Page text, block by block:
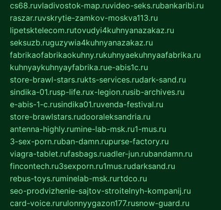
cs68.ruvladivostok-map.ruvideo-seks.rubankaribi.ru
raszar.ruvskrytie-zamkov-moskva113.ru
lipetsktelecom.rutovudyi4kuhnyanazakaz.ru
seksuzb.ruguzywia4kuhnyanazakaz.ru
fabrikaofabrikaokuhny.rukuhnyaekuhnyaafabrika.ru
kuhnyaykuhnyayfabrika.rue-abis1c.ru
store-brawl-stars.rukts-services.rudark-sand.ru
sindika-01.rusp-life.rux-legion.rusib-archives.ru
e-abis-1-c.rusindika01.ruvenda-festival.ru
store-brawlstars.rudooraleksandria.ru
antenna-highly.rumine-lab-msk.ru1-mus.ru
3-sex-porn.ruban-damn.rupurse-factory.ru
viagra-tablet.rufasbags.ruadler-jun.rubandamn.ru
fincontech.ru3sexporn.ru1mus.rudarksand.ru
rebus-toys.ruminelab-msk.rurtdco.ru
seo-prodvizhenie-sajtov-stroitelnyh-kompanij.ru
card-voice.rurulonnyygazon177.rusnow-guard.ru